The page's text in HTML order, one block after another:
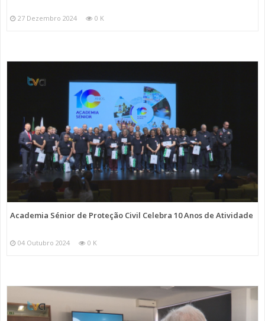
27 Dezembro 2024 0 K
Academia Sénior de Proteção Civil Celebra 10 Anos de Atividade
04 Outubro 2024 0 K